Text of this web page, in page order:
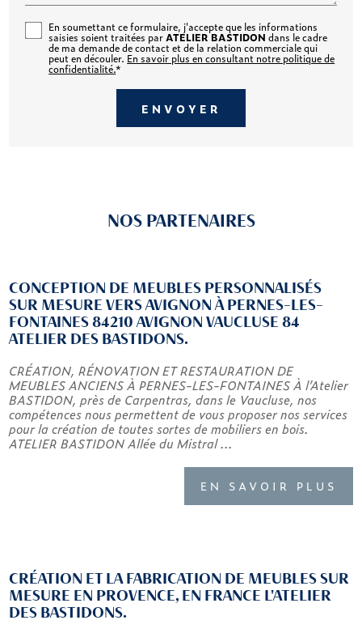
En soumettant ce formulaire, j'accepte que les informations
saisies soient traitées parATELIER BASTIDON dans le cadre
de ma demande de contact et de la relation commerciale qui
peut en découler. En savoir plus en consultant notre politique de
confidentialité.*
NOS PARTENAIRES
CONCEPTION DE MEUBLES PERSONNALISÉS
SUR MESURE VERS AVIGNON À PERNES-LES-
FONTAINES 84210 AVIGNON VAUCLUSE 84
ATELIER DES BASTIDONS.
CRÉATION, RÉNOVATION ET RESTAURATION DE
MEUBLES ANCIENS À PERNES-LES-FONTAINES À l’Atelier
BASTIDON, près de Carpentras, dans le Vaucluse, nos
compétences nous permettent de vous proposer nos services
pour la création de toutes sortes de mobiliers en bois.
ATELIER BASTIDON Allée du Mistral ...
EN SAVOIR PLUS
CRÉATION ET LA FABRICATION DE MEUBLES SUR
MESURE EN PROVENCE, EN FRANCE L'ATELIER
DES BASTIDONS.